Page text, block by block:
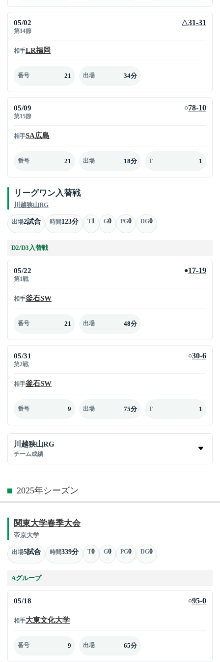
05/02
第14節
△31-31
相手LR福岡
番号 21 出場 34分
05/09
第15節
○78-10
相手SA広島
番号 21 出場 18分 T 1
リーグワン入替戦
川越狭山RG
出場2試合 時間123分 T1 G0 PG0 DG0
D2/D3入替戦
05/22
第1戦
●17-19
相手釜石SW
番号 21 出場 48分
05/31
第2戦
○30-6
相手釜石SW
番号 9 出場 75分 T 1
川越狭山RG
チーム成績
2025年シーズン
関東大学春季大会
帝京大学
出場5試合 時間339分 T0 G0 PG0 DG0
Aグループ
05/18 ○95-0
相手大東文化大学
番号 9 出場 65分